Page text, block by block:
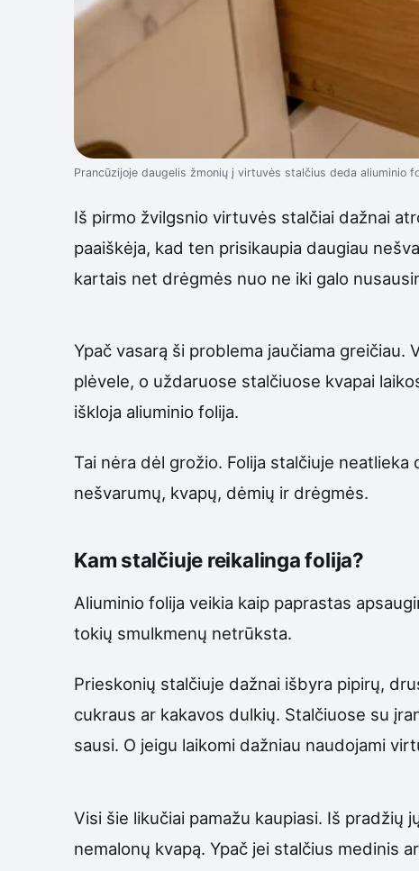
Prancūzijoje daugelis žmonių į virtuvės stalčius deda aliuminio
Iš pirmo žvilgsnio virtuvės stalčiai dažnai
paaiškėja, kad ten prisikaupia daugiau
kartais net drėgmės nuo ne iki galo
Ypač vasarą ši problema jaučiama
plėvele, o uždaruose stalčiuose kvapai
iškloja aliuminio folija.
Tai nėra dėl grožio. Folija stalčiuje
nešvarumų, kvapų, dėmių ir drėgmės.
Kam stalčiuje reikalinga folija?
Aliuminio folija veikia kaip paprastas
tokių smulkmenų netrūksta.
Prieskonių stalčiuje dažnai išbyra pipirų,
cukraus ar kakavos dulkių. Stalčiuose su
sausi. O jeigu laikomi dažniau naudojami
Visi šie likučiai pamažu kaupiasi. Iš
nemalonų kvapą. Ypač jei stalčius medinis